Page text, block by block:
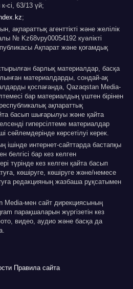
сі, 63/13 үй;
;
ақпараттық агенттікті және желілік
№ Kz68vpy00054192 куәлікті
Ақпарат және қоғамдық
барлық материалдар, басқа
материалдарды, сондай-ақ
қоспағанда, Qazaqstan Media-
бар материалдың үштен бірінен
ақпараттық
басып шығарылуы және қайта
гиперсілтеме материалдар
сөйлемдерінде көрсетілуі керек.
ішінде интернет-сайттарда бастапқы
белгісі бар кез келген
түрінде кез келген қайта басып
көшіруге, көшіруге және/немесе
редакцияның жазбаша рұқсатымен
мен сайт дирекциясының
парақшаларын жүргізетін кез
видео, аудио және басқа да
Правила сайта